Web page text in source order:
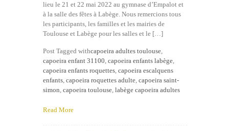
lieu le 21 et 22 mai 2022 au gymnase d’Empalot et
à la salle des fêtes à Labège. Nous remercions tous
les participants, les familles et les mairies de
Toulouse et Labège pour les salles et le […]
Post Tagged withcapoeira adultes toulouse,
capoeira enfant 31100, capoeira enfants labège,
capoeira enfants roquettes, capoeira escalquens
enfants, capoeira roquettes adulte, capoeira saint-
simon, capoeira toulouse, labège capoeira adultes
Read More